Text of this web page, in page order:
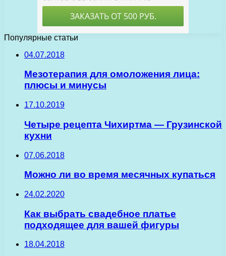
Популярные статьи
04.07.2018
Мезотерапия для омоложения лица:
плюсы и минусы
17.10.2019
Четыре рецепта Чихиртма — Грузинской
кухни
07.06.2018
Можно ли во время месячных купаться
24.02.2020
Как выбрать свадебное платье
подходящее для вашей фигуры
18.04.2018